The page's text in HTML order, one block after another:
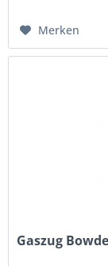
Merken
Gaszug